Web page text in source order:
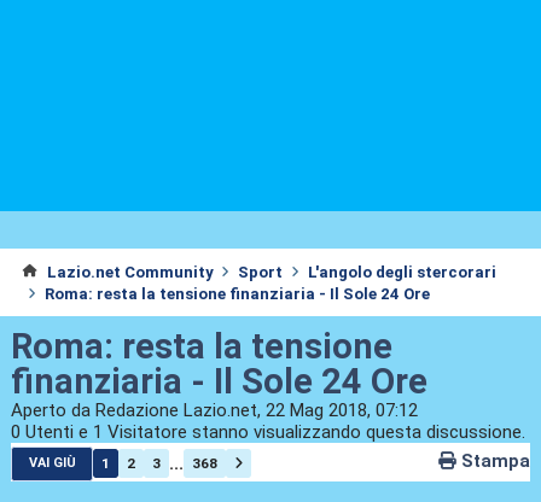
Lazio.net Community Sport
L'angolo degli stercorari
Roma: resta la tensione finanziaria - Il Sole 24 Ore
Roma: resta la tensione
finanziaria - Il Sole 24 Ore
Aperto da Redazione Lazio.net, 22 Mag 2018, 07:12
0 Utenti e 1 Visitatore stanno visualizzando questa discussione.
VAI GIÙ 1 2 3 ... 368 Stampa